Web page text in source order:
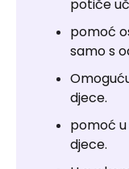
potiče
pomoć
samo s
djece.
pomoć
djece.